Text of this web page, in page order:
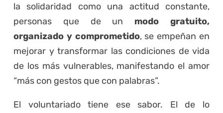
la solidaridad como una actitud constante,
personas que de un modo gratuito,
organizado y comprometido, se empeñan en
mejorar y transformar las condiciones de vida
de los más vulnerables, manifestando el amor
“más con gestos que con palabras”.
El voluntariado tiene ese sabor. El de lo